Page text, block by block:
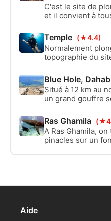
C'est le site de
et il convient à
Satellite Reef
trouverez des
a été coulée.
Temple (★4.4)
Normalement
topographie du
mètres, jusqu'à
nage dans le
Blue Hole, Dahab
Situé à 12 km au
un grand gouffre
vous pouvez
une plongée à
Ras Ghamila
A Ras Ghamila,
pinacles sur un
Aide